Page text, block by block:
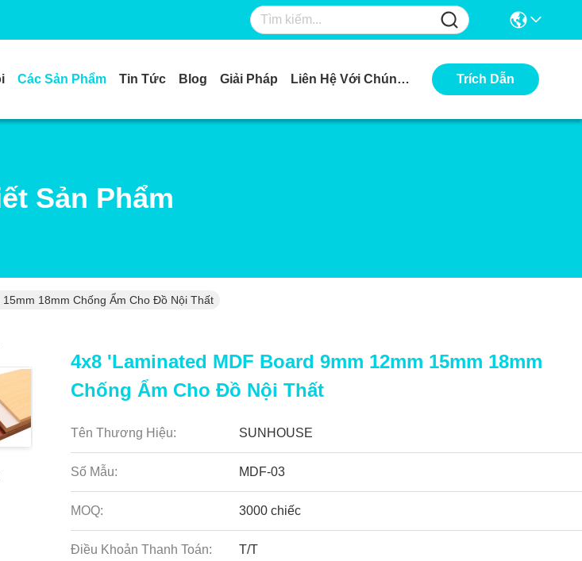
Các Sản Phẩm Tin Tức Blog Giải Pháp Liên Hệ Với Chúng Tôi Trích Dẫn
Sản Phẩm
18mm Chống Ẩm Cho Đồ Nội Thất
4x8 'Laminated MDF Board 9mm 12mm 15mm 18mm
Chống Ẩm Cho Đồ Nội Thất
Tên Thương Hiệu: SUNHOUSE
Số Mẫu: MDF-03
MOQ: 3000 chiếc
Điều Khoản Thanh Toán: T/T